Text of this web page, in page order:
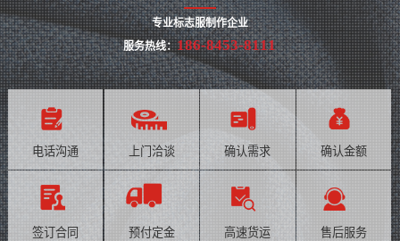
专业标志服制作企业
服务热线：186-8453-8111
电话沟通 上门洽谈 确认需求 确认金额
签订合同 预付定金 高速货运 售后服务